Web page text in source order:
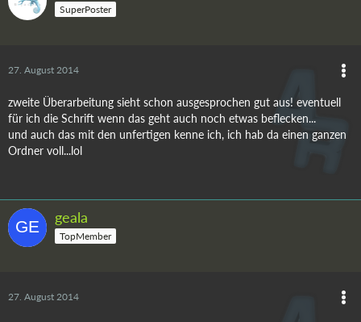
SuperPoster
27. August 2014
zweite Überarbeitung sieht schon ausgesprochen gut aus! eventuell
für ich die Schrift wenn das geht auch noch etwas beflecken...
und auch das mit den unfertigen kenne ich, ich hab da einen ganzen
Ordner voll...lol
geala
TopMember
27. August 2014